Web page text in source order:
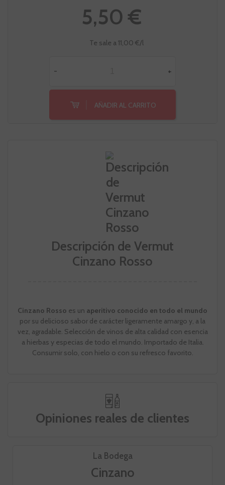
La Bodega
Cinzano
5,50 €
Te sale a 11,00 €/l
- +
AÑADIR AL CARRITO
Descripción de Vermut
Cinzano Rosso
Cinzano Rosso es un aperitivo conocido en todo el mundo
por su delicioso sabor de carácter ligeramente amargo y, a la
vez, agradable. Selección de vinos de alta calidad con esencia
a hierbas y especias de todo el mundo. Importado de Italia.
Consumir solo, con hielo o con su refresco favorito.
Opiniones reales de clientes